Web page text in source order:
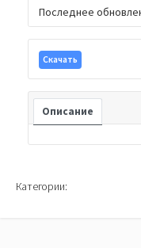
Последнее
Скачать
Описание
Категории: